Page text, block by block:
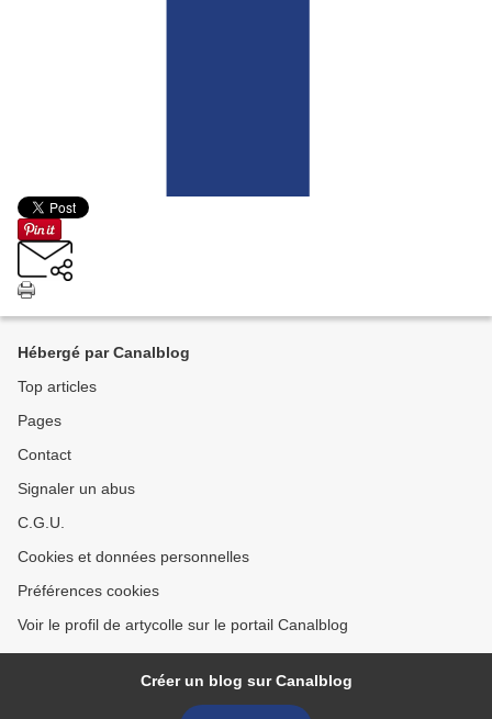
Hébergé par Canalblog
Top articles
Pages
Contact
Signaler un abus
C.G.U.
Cookies et données personnelles
Préférences cookies
Voir le profil de artycolle sur le portail Canalblog
Créer un blog sur Canalblog